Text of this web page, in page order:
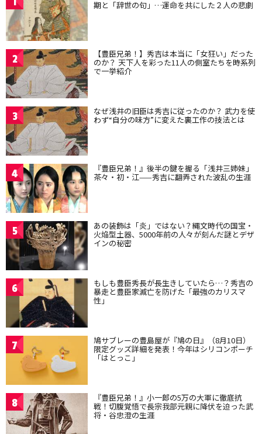
期と「辞世の句」…運命を共にした２人の悲劇
2 【豊臣兄弟！】秀吉は本当に「女狂い」だった
のか？ 天下人を彩った11人の側室たちを時系列
で一挙紹介
3 なぜ浅井の旧臣は秀吉に従ったのか？ 武力を使
わず“自分の味方”に変えた裏工作の技法とは
4 『豊臣兄弟！』後半の鍵を握る「浅井三姉妹」
茶々・初・江——秀吉に翻弄された波乱の生涯
5 あの装飾は「炎」ではない？縄文時代の国宝・
火焔型土器、5000年前の人々が刻んだ謎とデザ
インの秘密
6 もしも豊臣秀長が長生きしていたら…？秀吉の
暴走と豊臣家滅亡を防げた「最強のカリスマ
性」
7 鳩サブレーの豊島屋が『鳩の日』（8月10日）
限定グッズ詳細を発表！今年はシリコンポーチ
「はとっこ」
8 『豊臣兄弟！』小一郎の5万の大軍に徹底抗
戦！切腹覚悟で長宗我部元親に降伏を迫った武
将・谷忠澄の生涯